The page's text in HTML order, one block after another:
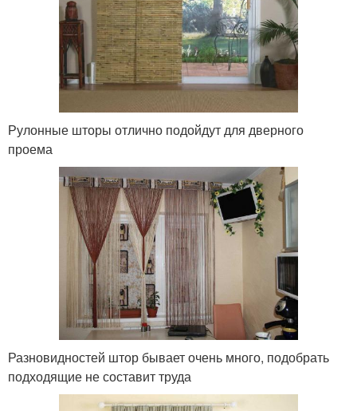
Рулонные шторы отлично подойдут для дверного
проема
Разновидностей штор бывает очень много, подобрать
подходящие не составит труда